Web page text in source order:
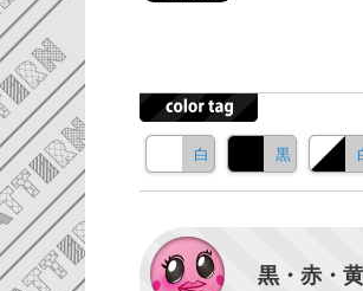
白 黒
黒・赤・